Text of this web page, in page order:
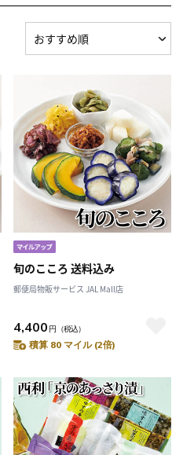
旬のこころ 送料込み
郵便局物販サービス JAL Mall店
4,400 円 （税込）
積算 80 マイル (2倍)